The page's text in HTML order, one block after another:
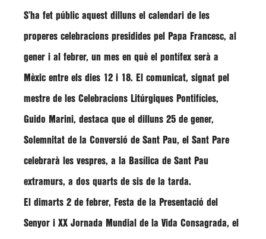
S’ha fet públic aquest dilluns el calendari de les
properes celebracions presidides pel Papa Francesc, al
gener i al febrer, un mes en què el pontífex serà a
Mèxic entre els dies 12 i 18. El comunicat, signat pel
mestre de les Celebracions Litúrgiques Pontifícies,
Guido Marini, destaca que el dilluns 25 de gener,
Solemnitat de la Conversió de Sant Pau, el Sant Pare
celebrarà les vespres, a la Basílica de Sant Pau
extramurs, a dos quarts de sis de la tarda.
El dimarts 2 de febrer, Festa de la Presentació del
Senyor i XX Jornada Mundial de la Vida Consagrada, el